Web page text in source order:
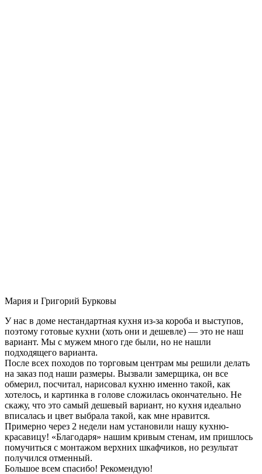
Мария и Григорий Бурковы
У нас в доме нестандартная кухня из-за короба и выступов,
поэтому готовые кухни (хоть они и дешевле) — это не наш
вариант. Мы с мужем много где были, но не нашли
подходящего варианта.
После всех походов по торговым центрам мы решили делать
на заказ под наши размеры. Вызвали замерщика, он все
обмерил, посчитал, нарисовал кухню именно такой, как
хотелось, и картинка в голове сложилась окончательно. Не
скажу, что это самый дешевый вариант, но кухня идеально
вписалась и цвет выбрала такой, как мне нравится.
Примерно через 2 недели нам установили нашу кухню-
красавицу! «Благодаря» нашим кривым стенам, им пришлось
помучиться с монтажом верхних шкафчиков, но результат
получился отменный.
Большое всем спасибо! Рекомендую!